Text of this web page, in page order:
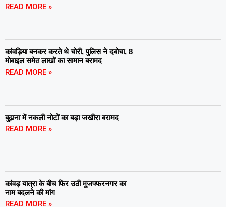
READ MORE »
कांवड़िया बनकर करते थे चोरी, पुलिस ने दबोचा, 8
मोबाइल समेत लाखों का सामान बरामद
READ MORE »
बुढ़ाना में नकली नोटों का बड़ा जखीरा बरामद
READ MORE »
कांवड़ यात्रा के बीच फिर उठी मुजफ्फरनगर का
नाम बदलने की मांग
READ MORE »